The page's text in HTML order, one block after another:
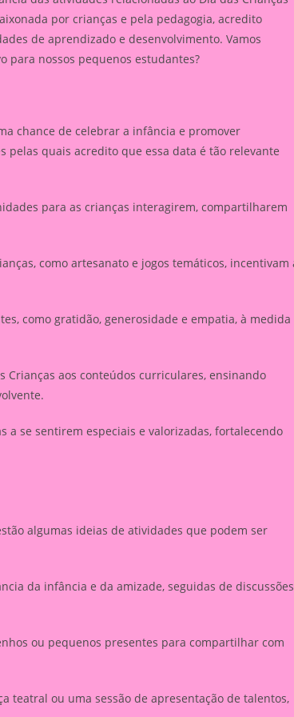
por crianças e pela pedagogia, acredito
de aprendizado e desenvolvimento. Vamos
para nossos pequenos estudantes?
chance de celebrar a infância e promover
quais acredito que essa data é tão relevante
para as crianças interagirem, compartilharem
como artesanato e jogos temáticos, incentivam
como gratidão, generosidade e empatia, à medida
Crianças aos conteúdos curriculares, ensinando
a se sentirem especiais e valorizadas, fortalecendo
algumas ideias de atividades que podem ser
da infância e da amizade, seguidas de discussões
ou pequenos presentes para compartilhar com
teatral ou uma sessão de apresentação de talentos,